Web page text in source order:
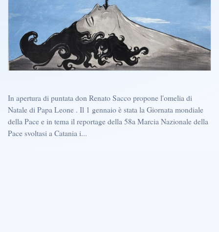
In apertura di puntata don Renato Sacco propone l'omelia di
Natale di Papa Leone . Il 1 gennaio è stata la Giornata mondiale
della Pace e in tema il reportage della 58a Marcia Nazionale della
Pace svoltasi a Catania i...